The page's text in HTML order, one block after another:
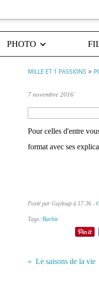
PHOTO
MILLE ET 1 PASSIONS >
7 novembre 2016
Pour celles d'entre
format avec ses
Posté par Guyloup à 17:36 -
Tags: Barbie
Le saisons de la vie